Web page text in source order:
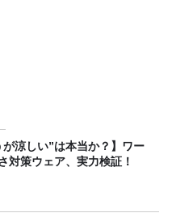
が涼しい”は本当か？】ワー
対策ウェア、実力検証！